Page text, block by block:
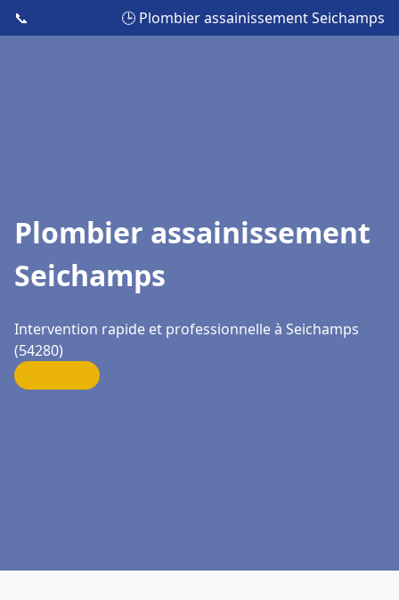
📞 🕒 Plombier assainissement Seichamps
Plombier assainissement
Seichamps
Intervention rapide et professionnelle à Seichamps
(54280)